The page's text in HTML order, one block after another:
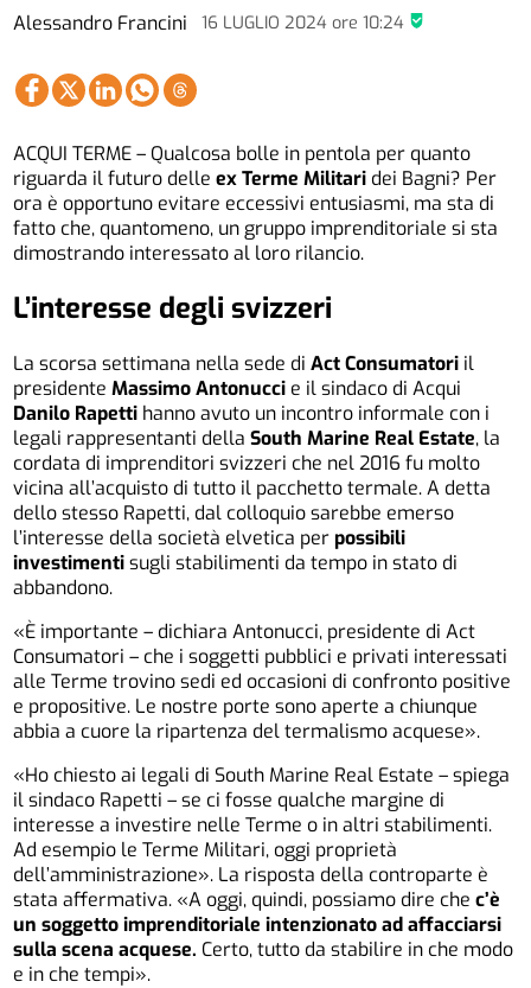
Alessandro Francini 16 LUGLIO 2024ore 10:24
ACQUI TERME – Qualcosa bolle in pentola per quanto
riguarda il futuro delle ex Terme Militari dei Bagni? Per
ora è opportuno evitare eccessivi entusiasmi, ma sta di
fatto che, quantomeno, un gruppo imprenditoriale si sta
dimostrando interessato al loro rilancio.
L’interesse degli svizzeri
La scorsa settimana nella sede diAct Consumatori il
presidenteMassimo Antonucci e il sindaco di Acqui
Danilo Rapetti hanno avuto un incontro informale con i
legali rappresentanti dellaSouth Marine Real Estate, la
cordata di imprenditori svizzeri che nel 2016 fu molto
vicina all’acquisto di tutto il pacchetto termale. A detta
dello stesso Rapetti, dal colloquio sarebbe emerso
l’interesse della società elvetica perpossibili
investimentisugli stabilimenti da tempo in stato di
abbandono.
«È importante – dichiara Antonucci, presidente di Act
Consumatori – che i soggetti pubblici e privati interessati
alle Terme trovino sedi ed occasioni di confronto positive
e propositive. Le nostre porte sono aperte a chiunque
abbia a cuore la ripartenza del termalismo acquese».
«Ho chiesto ai legali di South Marine Real Estate – spiega
il sindaco Rapetti – se ci fosse qualche margine di
interesse a investire nelle Terme o in altri stabilimenti.
Ad esempio le Terme Militari, oggi proprietà
dell’amministrazione». La risposta della controparte è
stata affermativa. «A oggi, quindi, possiamo dire che c’è
un soggetto imprenditoriale intenzionato ad affacciarsi
sulla scena acquese. Certo, tutto da stabilire in che modo
e in che tempi».